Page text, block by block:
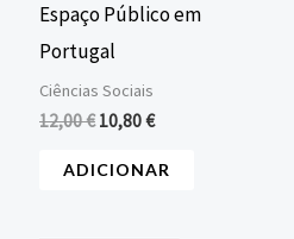
Espaço Público em
Portugal
Ciências Sociais
12,00€ 10,80€
ADICIONAR